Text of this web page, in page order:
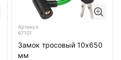
Артикул
67101
Замок тросовый 10х650
мм